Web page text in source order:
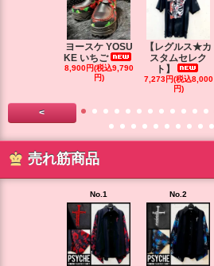
ヨースケ YOSU
KE いちご
8,900円(税込9,790
円)
【レグルス★カ
スタムセレク
ト】
7,273円(税込8,000
円)
<
売れ筋商品
No.1 No.2